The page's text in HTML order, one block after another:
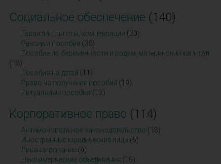
Социальное обеспечение (140)
Гарантии, льготы, компенсации (20)
Пенсии и пособия (38)
Пособие по беременности и родам, материнский капитал
(18)
Пособия на детей (11)
Право на получение пособий (19)
Ритуальные пособия (12)
Корпоративное право (114)
Антимонопольное законодательство (18)
Иностранные юридические лица (6)
Лицензирование (6)
Некоммерческие объединения (15)